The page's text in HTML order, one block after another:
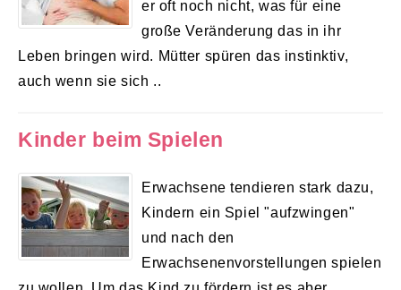
er oft noch nicht, was für eine
große Veränderung das in ihr
Leben bringen wird. Mütter spüren das instinktiv,
auch wenn sie sich ..
Kinder beim Spielen
Erwachsene tendieren stark dazu,
Kindern ein Spiel "aufzwingen"
und nach den
Erwachsenenvorstellungen spielen